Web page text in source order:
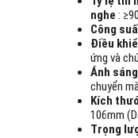
nghe :
Công
Điều
ứng và
Ánh sáng
chuyển
Kích
106mm
Trọng